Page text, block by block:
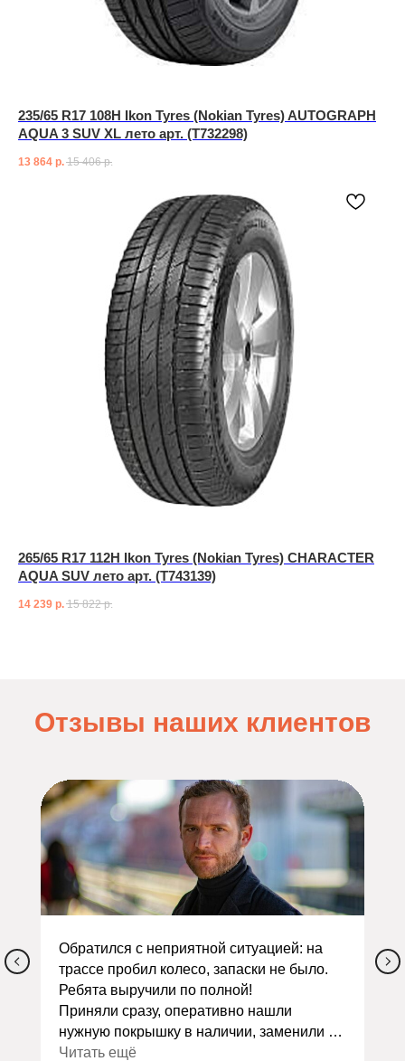
235/65 R17 108H Ikon Tyres (Nokian Tyres) AUTOGRAPH
AQUA 3 SUV XL лето арт. (T732298)
13 864 р. 15 406 р.
265/65 R17 112H Ikon Tyres (Nokian Tyres) CHARACTER
AQUA SUV лето арт. (T743139)
14 239 р. 15 822 р.
Отзывы наших клиентов
Обратился с неприятной ситуацией: на
трассе пробил колесо, запаски не было.
Ребята выручили по полной!
Приняли сразу, оперативно нашли
нужную покрышку в наличии, заменили и
сделали балансировку. Всё заняло
Читать ещё